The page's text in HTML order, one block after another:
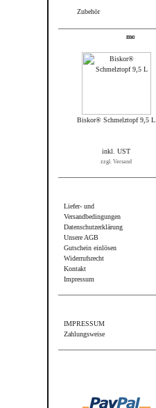
Zubehör
Biskor® Schmelztopf 9,5 L
inkl. UST
zzgl. Versand
Liefer- und
Versandbedingungen
Datenschutzerklärung
Unsere AGB
Gutschein einlösen
Widerrufsrecht
Kontakt
Impressum
IMPRESSUM
Zahlungsweise